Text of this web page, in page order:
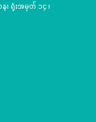
န၊ ရုံးအမှတ် ၁၄ ၊